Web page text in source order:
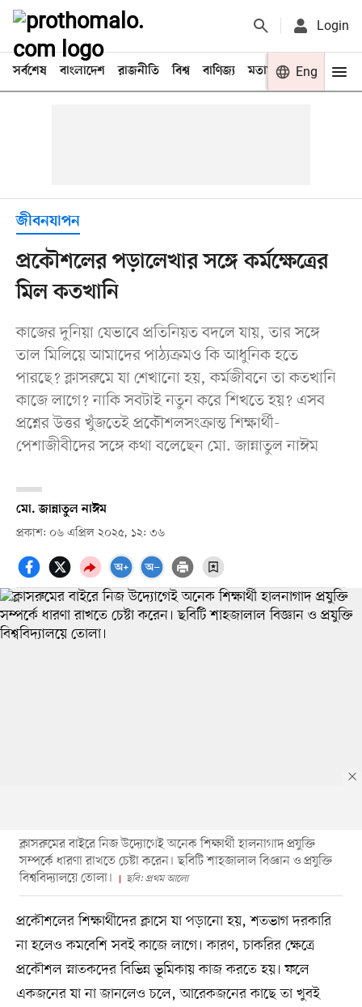
Login
সর্বশেষ বাংলাদেশ রাজনীতি বিশ্ব বাণিজ্য মতামত খেলা
Eng
জীবনযাপন
প্রকৌশলের পড়ালেখার সঙ্গে কর্মক্ষেত্রের
মিল কতখানি
কাজের দুনিয়া যেভাবে প্রতিনিয়ত বদলে যায়, তার সঙ্গে
তাল মিলিয়ে আমাদের পাঠ্যক্রমও কি আধুনিক হতে
পারছে? ক্লাসরুমে যা শেখানো হয়, কর্মজীবনে তা কতখানি
কাজে লাগে? নাকি সবটাই নতুন করে শিখতে হয়? এসব
প্রশ্নের উত্তর খুঁজতেই প্রকৌশলসংক্রান্ত শিক্ষার্থী-
পেশাজীবীদের সঙ্গে কথা বলেছেন মো. জান্নাতুল নাঈম
মো. জান্নাতুল নাঈম
প্রকাশ: ০৬ এপ্রিল ২০২৫, ১২: ৩৬
ক্লাসরুমের বাইরে নিজ উদ্যোগেই অনেক শিক্ষার্থী হালনাগাদ প্রযুক্তি
সম্পর্কে ধারণা রাখতে চেষ্টা করেন। ছবিটি শাহজালাল বিজ্ঞান ও প্রযুক্তি
বিশ্ববিদ্যালয়ে তোলা।
ছবি: প্রথম আলো
প্রকৌশলের শিক্ষার্থীদের ক্লাসে যা পড়ানো হয়, শতভাগ দরকারি
না হলেও কমবেশি সবই কাজে লাগে। কারণ, চাকরির ক্ষেত্রে
প্রকৌশল স্নাতকদের বিভিন্ন ভূমিকায় কাজ করতে হয়। ফলে
একজনের যা না জানলেও চলে, আরেকজনের কাছে তা খুবই